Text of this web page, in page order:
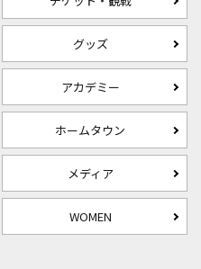
グッズ
アカデミー
ホームタウン
メディア
WOMEN